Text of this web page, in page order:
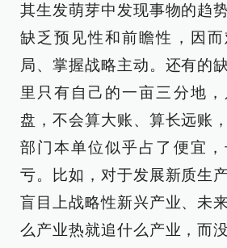
其生发萌芽中发现事物的趋
缺乏预见性和前瞻性，因
局、掌握战略主动。还有的
里只有自己的一亩三分地
盘，不会算大账、算长远账
部门本单位似乎占了便宜
亏。比如，对于发展新质生
盲目上战略性新兴产业、未
么产业热就追什么产业，而